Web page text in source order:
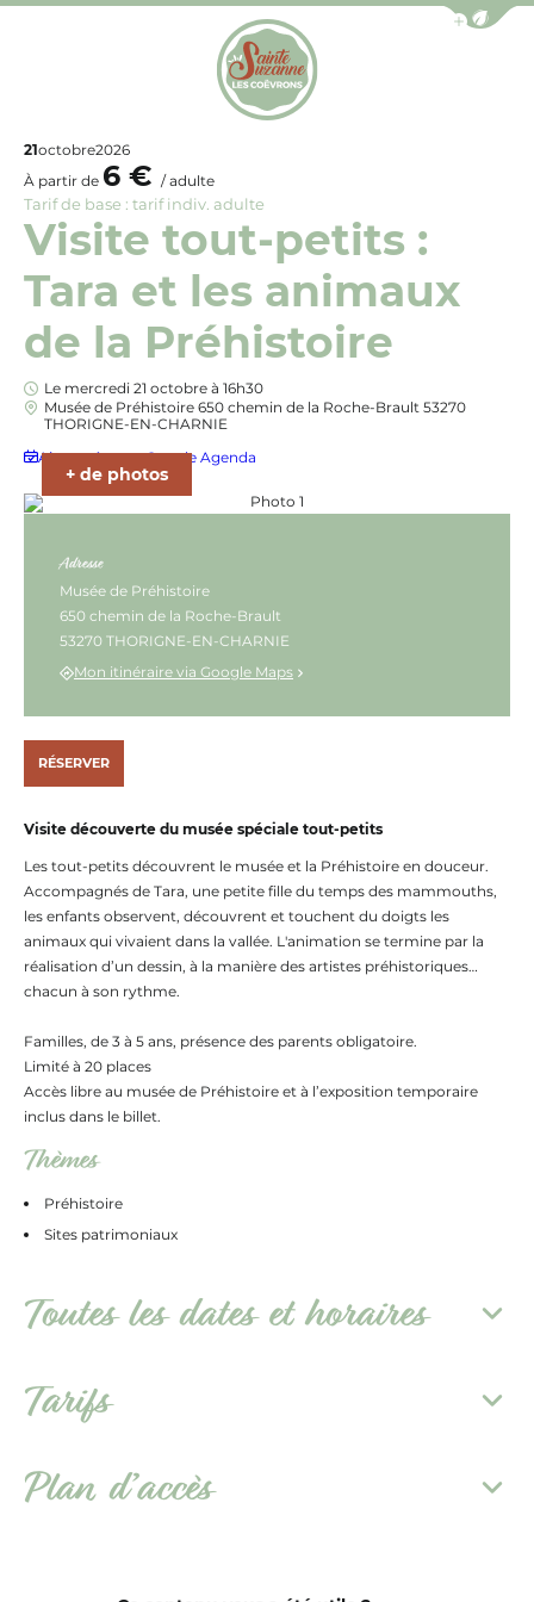
Afficher la
21octobre2026
À partir de 6 € / adulte
Tarif de base : tarif indiv. adulte
Visite tout-petits :
Tara et les animaux
de la Préhistoire
Le mercredi 21 octobre à 16h30
Musée de Préhistoire 650 chemin de la Roche-Brault 53270
THORIGNE-EN-CHARNIE
Ajouter à mon Google Agenda
Visite découverte du musée spéciale tout-petits
Les tout-petits découvrent le musée et la Préhistoire en douceur.
Accompagnés de Tara, une petite fille du temps des mammouths,
les enfants observent, découvrent et touchent du doigts les
animaux qui vivaient dans la vallée. L'animation se termine par la
réalisation d’un dessin, à la manière des artistes préhistoriques…
chacun à son rythme.
Familles, de 3 à 5 ans, présence des parents obligatoire.
Limité à 20 places
Accès libre au musée de Préhistoire et à l’exposition temporaire
inclus dans le billet.
Thèmes
Préhistoire
Sites patrimoniaux
Toutes les dates et horaires
Tarifs
Plan d’accès
Photo 1, © Communauté de
+ de photos
de communes des Coëvrons
Adresse
Musée de Préhistoire
650 chemin de la Roche-Brault
53270 THORIGNE-EN-CHARNIE
Mon itinéraire via Google Maps
RÉSERVER